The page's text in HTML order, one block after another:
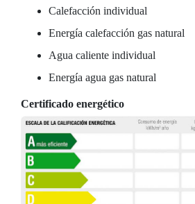
Calefacción individual
Energía calefacción gas natural
Agua caliente individual
Energía agua gas natural
Certificado energético